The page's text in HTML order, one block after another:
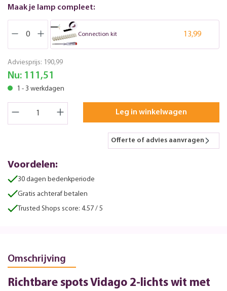
Maak je lamp compleet:
Connection kit 13,99
Adviesprijs: 190,99
Nu: 111,51
1 - 3 werkdagen
Leg in winkelwagen
Offerte of advies aanvragen
Voordelen:
30 dagen bedenkperiode
Gratis achteraf betalen
Trusted Shops score: 4.57 / 5
Omschrijving
Richtbare spots Vidago 2-lichts wit met